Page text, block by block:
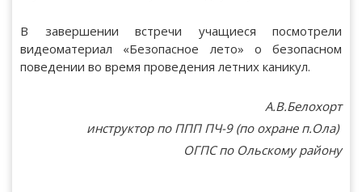
В завершении встречи учащиеся посмотрели
видеоматериал «Безопасное лето» о безопасном
поведении во время проведения летних каникул.
А.В.Белохорт
инструктор по ППП ПЧ-9 (по охране п.Ола)
ОГПС по Ольскому району